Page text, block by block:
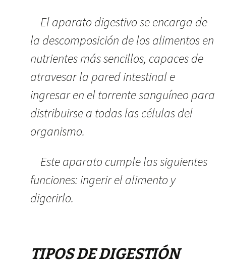
El aparato digestivo se encarga de
la descomposición de los alimentos en
nutrientes más sencillos, capaces de
atravesar la pared intestinal e
ingresar en el torrente sanguíneo para
distribuirse a todas las células del
organismo.
Este aparato cumple las siguientes
funciones: ingerir el alimento y
digerirlo.
TIPOS DE DIGESTIÓN